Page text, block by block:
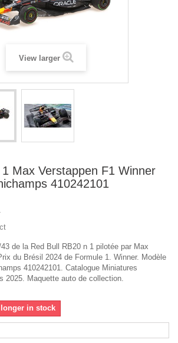
View larger
Max Verstappen F1 Winner
410242101
de la Red Bull RB20 n 1 pilotée par Max
du Brésil 2024 de Formule 1. Winner. Modèle
410242101. Catalogue Miniatures
2025. Maquette auto de collection.
in stock